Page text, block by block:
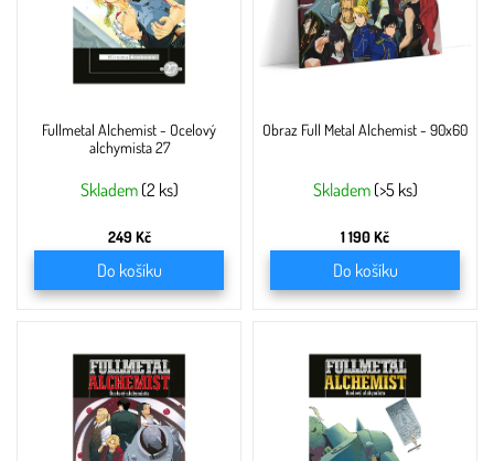
Fullmetal Alchemist - Ocelový
alchymista 27
Skladem (2 ks)
249 Kč
Do košíku
Obraz Full Metal Alchemist - 90x60
Skladem (>5 ks)
1 190 Kč
Do košíku